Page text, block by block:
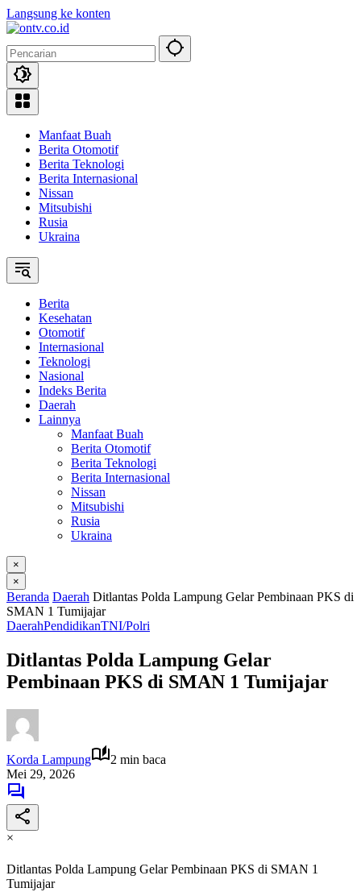
Langsung ke konten
Manfaat Buah
Berita Otomotif
Berita Teknologi
Berita Internasional
Nissan
Mitsubishi
Rusia
Ukraina
Berita
Kesehatan
Otomotif
Internasional
Teknologi
Nasional
Indeks Berita
Daerah
Lainnya
Manfaat Buah
Berita Otomotif
Berita Teknologi
Berita Internasional
Nissan
Mitsubishi
Rusia
Ukraina
×
×
Beranda Daerah Ditlantas Polda Lampung Gelar Pembinaan PKS di
SMAN 1 Tumijajar
DaerahPendidikanTNI/Polri
Ditlantas Polda Lampung Gelar
Pembinaan PKS di SMAN 1 Tumijajar
Korda Lampung
2 min baca
Mei 29, 2026
×
Ditlantas Polda Lampung Gelar Pembinaan PKS di SMAN 1
Tumijajar